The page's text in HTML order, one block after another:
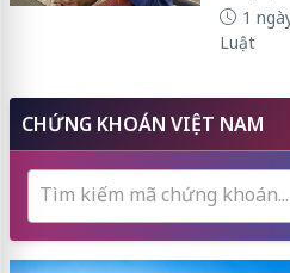
1
Luật
CHỨNG KHOÁN VIỆT NAM
Tìm kiếm mã chứng khoán...